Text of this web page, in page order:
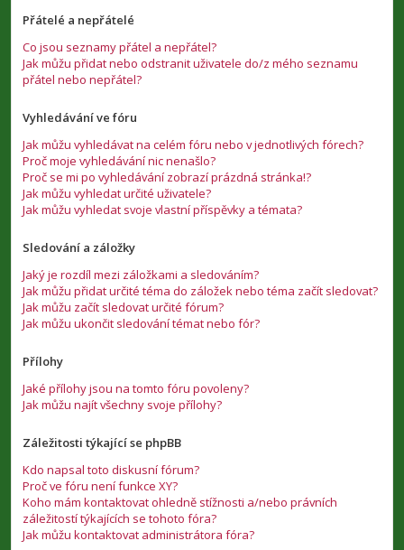
Přátelé a nepřátelé
Co jsou seznamy přátel a nepřátel?
Jak můžu přidat nebo odstranit uživatele do/z mého seznamu
přátel nebo nepřátel?
Vyhledávání ve fóru
Jak můžu vyhledávat na celém fóru nebo v jednotlivých fórech?
Proč moje vyhledávání nic nenašlo?
Proč se mi po vyhledávání zobrazí prázdná stránka!?
Jak můžu vyhledat určité uživatele?
Jak můžu vyhledat svoje vlastní příspěvky a témata?
Sledování a záložky
Jaký je rozdíl mezi záložkami a sledováním?
Jak můžu přidat určité téma do záložek nebo téma začít sledovat?
Jak můžu začít sledovat určité fórum?
Jak můžu ukončit sledování témat nebo fór?
Přílohy
Jaké přílohy jsou na tomto fóru povoleny?
Jak můžu najít všechny svoje přílohy?
Záležitosti týkající se phpBB
Kdo napsal toto diskusní fórum?
Proč ve fóru není funkce XY?
Koho mám kontaktovat ohledně stížnosti a/nebo právních
záležitostí týkajících se tohoto fóra?
Jak můžu kontaktovat administrátora fóra?